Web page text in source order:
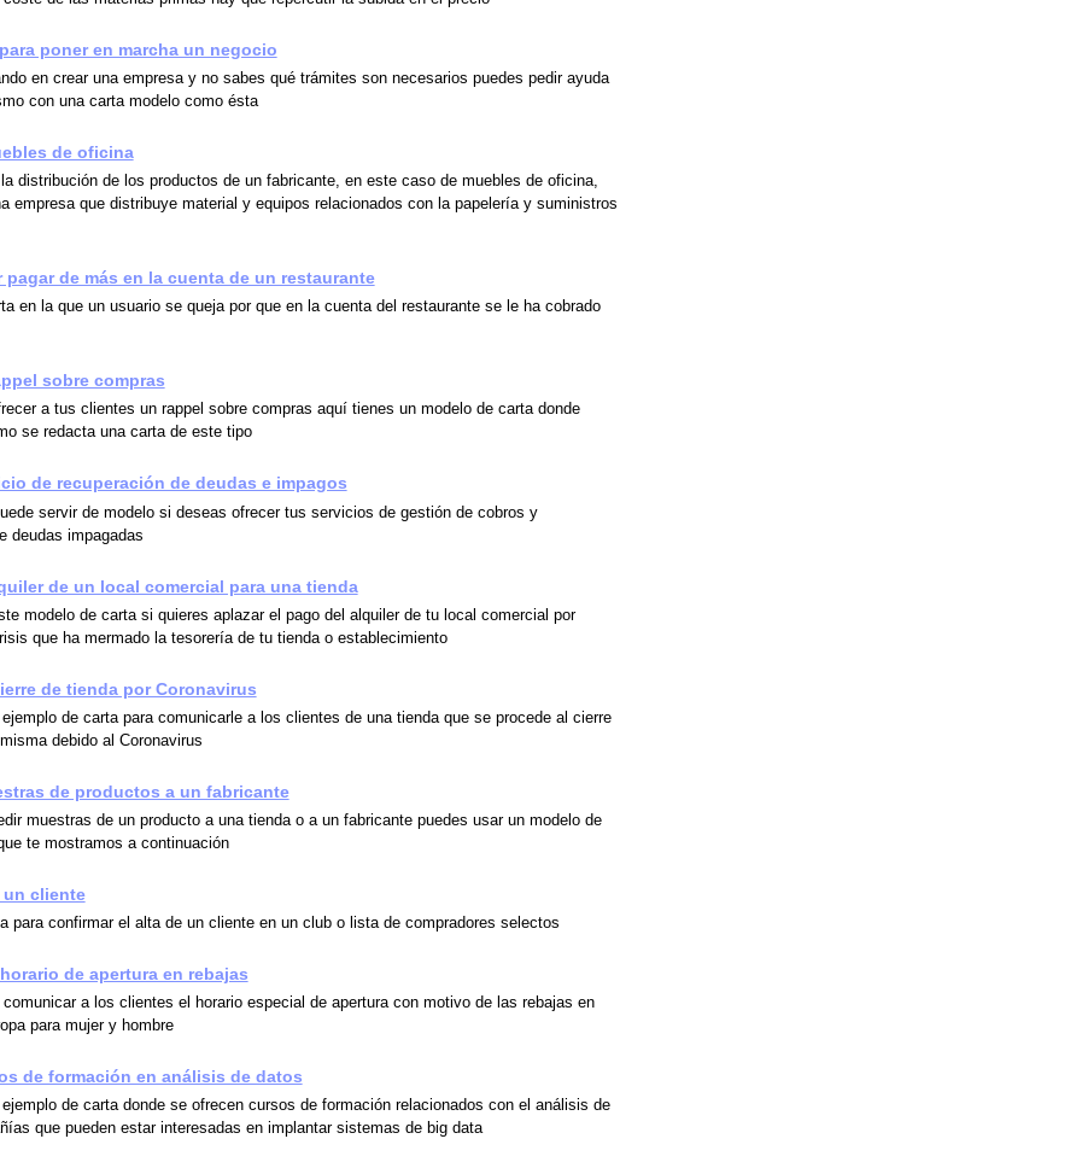
poner en marcha un negocio
en crear una empresa y no sabes qué trámites son necesarios puedes pedir ayuda
con una carta modelo como ésta
de oficina
distribución de los productos de un fabricante, en este caso de muebles de oficina,
empresa que distribuye material y equipos relacionados con la papelería y suministros
pagar de más en la cuenta de un restaurante
en la que un usuario se queja por que en la cuenta del restaurante se le ha cobrado
sobre compras
a tus clientes un rappel sobre compras aquí tienes un modelo de carta donde
se redacta una carta de este tipo
de recuperación de deudas e impagos
servir de modelo si deseas ofrecer tus servicios de gestión de cobros y
deudas impagadas
de un local comercial para una tienda
modelo de carta si quieres aplazar el pago del alquiler de tu local comercial por
que ha mermado la tesorería de tu tienda o establecimiento
de tienda por Coronavirus
de carta para comunicarle a los clientes de una tienda que se procede al cierre
debido al Coronavirus
de productos a un fabricante
muestras de un producto a una tienda o a un fabricante puedes usar un modelo de
te mostramos a continuación
un cliente
para confirmar el alta de un cliente en un club o lista de compradores selectos
de apertura en rebajas
comunicar a los clientes el horario especial de apertura con motivo de las rebajas en
para mujer y hombre
de formación en análisis de datos
de carta donde se ofrecen cursos de formación relacionados con el análisis de
que pueden estar interesadas en implantar sistemas de big data